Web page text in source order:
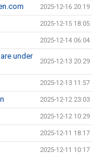
2025-12-16 20:19
2025-12-15 18:05
2025-12-14 06:04
under
2025-12-13 20:29
2025-12-13 11:57
2025-12-12 23:03
2025-12-12 10:29
2025-12-11 18:17
2025-12-11 10:17